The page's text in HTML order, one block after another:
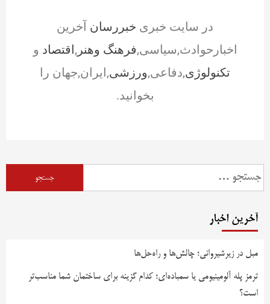
در سایت خبری خبررسان آخرین
اخبارحوادث,سیاسی,فرهنگ وهنر ,اقتصاد و
تکنولوژی,دفاعی,ورزشی,ایران,جهان را
بخوانید.
آخرین اخبار
مبل در زیرشیروانی؛ چالش‌ها و راه‌حل‌ها
ترمز پله آلومینیومی یا سمباده‌ای؛ کدام گزینه برای ساختمان شما مناسب‌تر
است؟